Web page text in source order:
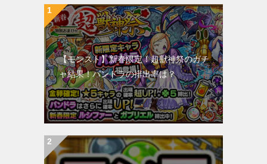
【モンスト】新春限定！超獣神祭のガチ
ャ結果！パンドラの排出率は？